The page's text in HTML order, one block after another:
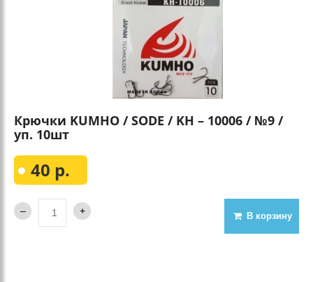
Крючки KUMHO / SODE / KH – 10006 / №9 /
уп. 10шт
40 р.
В корзину